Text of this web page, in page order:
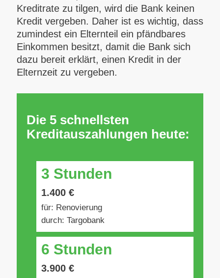
Kreditrate zu tilgen, wird die Bank keinen
Kredit vergeben. Daher ist es wichtig, dass
zumindest ein Elternteil ein pfändbares
Einkommen besitzt, damit die Bank sich
dazu bereit erklärt, einen Kredit in der
Elternzeit zu vergeben.
Die 5 schnellsten
Kreditauszahlungen heute:
3 Stunden
1.400 €
für: Renovierung
durch: Targobank
6 Stunden
3.900 €